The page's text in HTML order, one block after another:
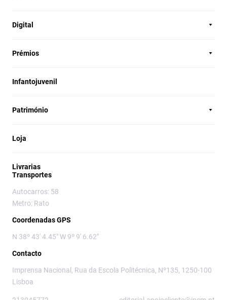
Digital
Prémios
Infantojuvenil
Património
Loja
Livrarias
Transportes
Autocarros: 58
Metro: Rato
Coordenadas GPS
N 38º 43' 4.45" W 9º 9' 6.62"
Contacto
Imprensa Nacional, Rua da Escola Politécnica, Nº135, 1250-100
Lisboa